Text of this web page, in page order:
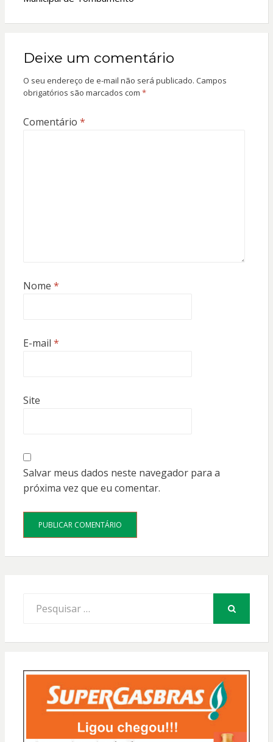
Deixe um comentário
O seu endereço de e-mail não será publicado. Campos
obrigatórios são marcados com *
Comentário *
Nome *
E-mail *
Site
Salvar meus dados neste navegador para a
próxima vez que eu comentar.
por: